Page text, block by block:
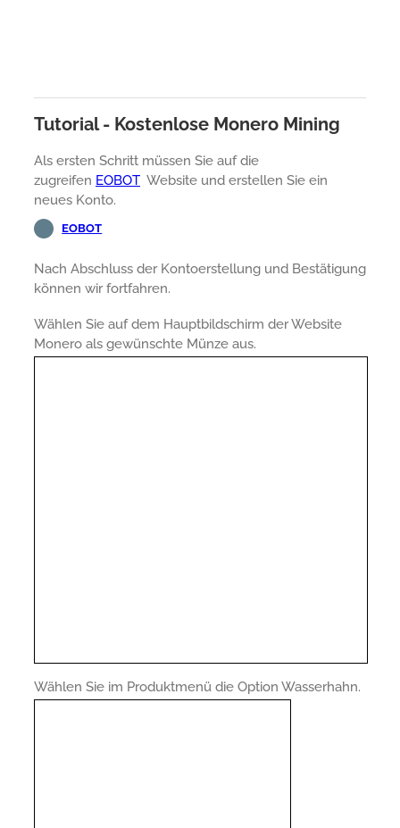
Tutorial - Kostenlose Monero Mining
Als ersten Schritt müssen Sie auf die
zugreifen EOBOT Website und erstellen Sie ein
neues Konto.
EOBOT
Nach Abschluss der Kontoerstellung und Bestätigung
können wir fortfahren.
Wählen Sie auf dem Hauptbildschirm der Website
Monero als gewünschte Münze aus.
Wählen Sie im Produktmenü die Option Wasserhahn.